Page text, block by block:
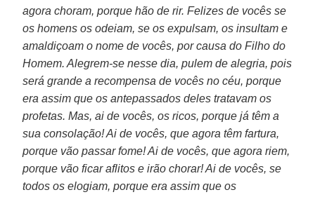
agora choram, porque hão de rir. Felizes de vocês se
os homens os odeiam, se os expulsam, os insultam e
amaldiçoam o nome de vocês, por causa do Filho do
Homem. Alegrem-se nesse dia, pulem de alegria, pois
será grande a recompensa de vocês no céu, porque
era assim que os antepassados deles tratavam os
profetas. Mas, ai de vocês, os ricos, porque já têm a
sua consolação! Ai de vocês, que agora têm fartura,
porque vão passar fome! Ai de vocês, que agora riem,
porque vão ficar aflitos e irão chorar! Ai de vocês, se
todos os elogiam, porque era assim que os